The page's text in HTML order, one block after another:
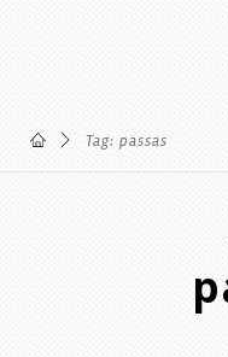
Tag: passas